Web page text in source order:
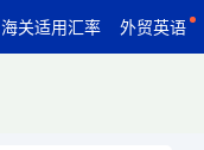
海关适用汇率 外贸英语